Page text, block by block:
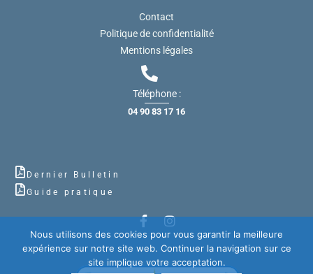
Contact
Politique de confidentialité
Mentions légales
Téléphone :
04 90 83 17 16
Dernier Bulletin
Guide pratique
Nous utilisons des cookies pour vous garantir la meilleure
expérience sur notre site web. Continuer la navigation sur ce
site implique votre acceptation.